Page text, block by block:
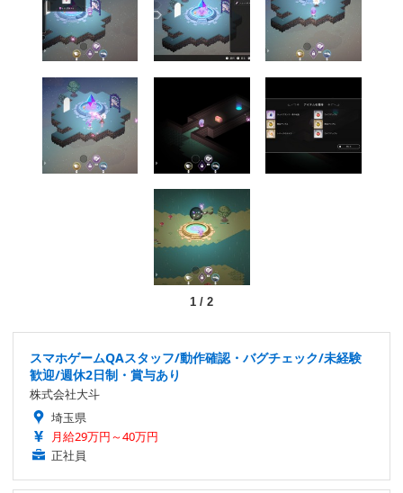
1/ 2
スマホゲームQAスタッフ/動作確認・バグチェック/未経験
歓迎/週休2日制・賞与あり
株式会社大斗
埼玉県
月給29万円～40万円
正社員